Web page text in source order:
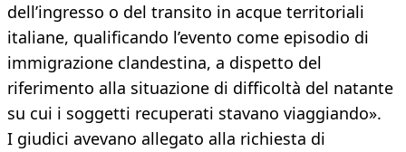
dell’ingresso o del transito in acque territoriali
italiane, qualificando l’evento come episodio di
immigrazione clandestina, a dispetto del
riferimento alla situazione di difficoltà del natante
su cui i soggetti recuperati stavano viaggiando».
I giudici avevano allegato alla richiesta di